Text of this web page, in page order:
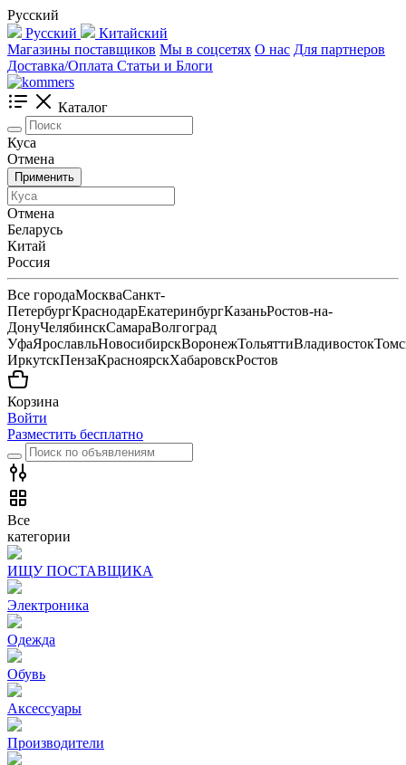
Русский
Русский
Китайский
Магазины поставщиков Мы в соцсетях О нас Для партнеров
Доставка/Оплата Статьи и Блоги
Каталог
Куса
Отмена
Применить
Отмена
Беларусь
Китай
Россия
Все городаМоскваСанкт-
ПетербургКраснодарЕкатеринбургКазаньРостов-на-
ДонуЧелябинскСамараВолгоград
УфаЯрославльНовосибирскВоронежТольяттиВладивосток
ИркутскПензаКрасноярскХабаровскРостов
Корзина
Войти
Разместить бесплатно
Все
категории
ИЩУ ПОСТАВЩИКА
Электроника
Одежда
Обувь
Аксессуары
Производители